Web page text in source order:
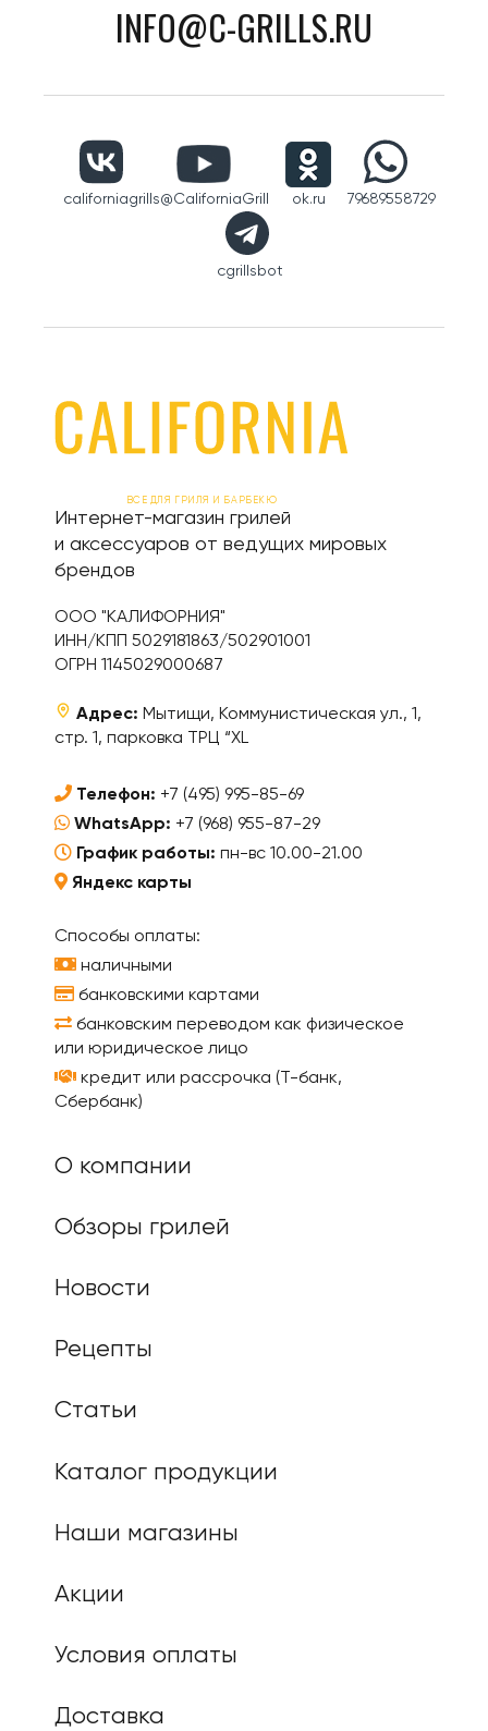
INFO@C-GRILLS.RU
californiagrills@CaliforniaGrill ok.ru 79689558729
cgrillsbot
ВСЕ ДЛЯ ГРИЛЯ И БАРБЕКЮ
Интернет-магазин грилей
и аксессуаров от ведущих мировых
брендов
ООО "КАЛИФОРНИЯ"
ИНН/КПП 5029181863/502901001
ОГРН 1145029000687
Адрес: Мытищи, Коммунистическая ул., 1,
стр. 1, парковка ТРЦ “XL
Телефон: +7 (495) 995-85-69
WhatsApp: +7 (968) 955-87-29
График работы: пн-вс 10.00-21.00
Яндекс карты
Способы оплаты:
наличными
банковскими картами
банковским переводом как физическое
или юридическое лицо
кредит или рассрочка (Т-банк,
Сбербанк)
О компании
Обзоры грилей
Новости
Рецепты
Статьи
Каталог продукции
Наши магазины
Акции
Условия оплаты
Доставка